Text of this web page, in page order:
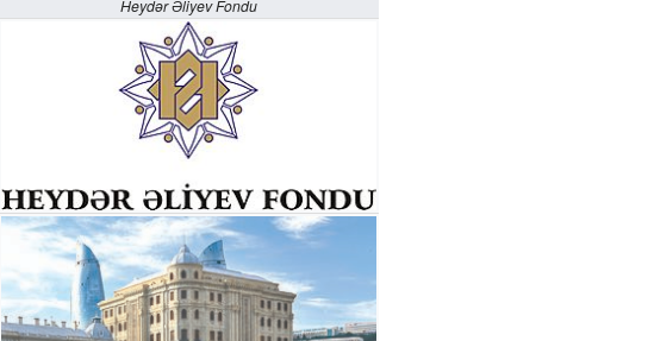
Heydər Əliyev Fondu